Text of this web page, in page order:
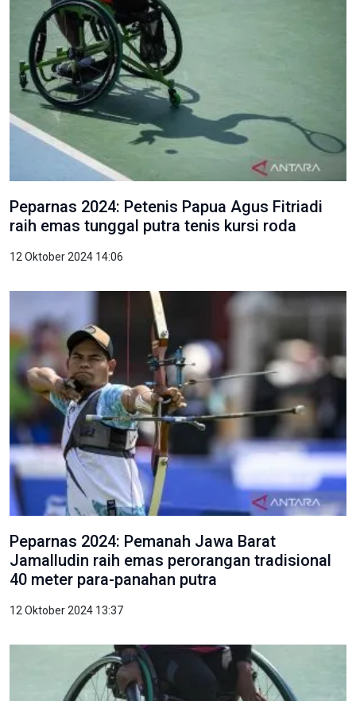
Peparnas 2024: Petenis Papua Agus Fitriadi
raih emas tunggal putra tenis kursi roda
12 Oktober 2024 14:06
Peparnas 2024: Pemanah Jawa Barat
Jamalludin raih emas perorangan tradisional
40 meter para-panahan putra
12 Oktober 2024 13:37